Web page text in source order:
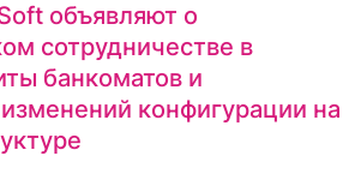
объявляют о
сотрудничестве в
банкоматов и
конфигурации на